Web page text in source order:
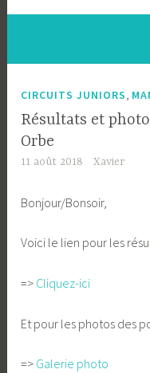
CIRCUITS JUNIORS
Résultats et
Orbe
11 août 2018 Xavier
Bonjour/Bonsoir,
Voici le lien pour les
=> Cliquez-ici
Et pour les photos des
=> Galerie photo